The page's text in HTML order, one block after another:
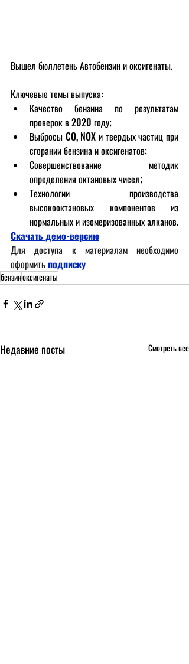
Вышел бюллетень Автобензин и оксигенаты.
Ключевые темы выпуска:
Качество бензина по результатам
проверок в 2020 году;
Выбросы CO, NOX и твердых частиц при
сгорании бензина и оксигенатов;
Совершенствование методик
определения октановых чисел;
Технологии производства
высокооктановых компонентов из
нормальных и изомеризованных алканов.
Скачать демо-версию
Для доступа к материалам необходимо
оформитьподписку
бензиноксигенаты
Недавние посты Смотреть все